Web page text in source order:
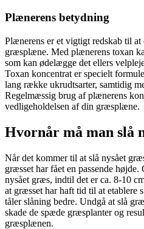
Plænerens betydning
Plænerens er et vigtigt redskab til at
græsplæne. Med plænerens toxan
som kan ødelægge det ellers
Toxan koncentrat er specielt
lang række ukrudtsarter, samtidig
Regelmæssig brug af plænerens
vedligeholdelsen af din græsplæne.
Hvornår må man slå
Når det kommer til at slå nysået
græsset har fået en passende
nysået græs, indtil det er ca. 8-10
at græsset har haft tid til at etablere
tåler slåning bedre. Undgå at slå
skade de spæde græsplanter og
græsplænen.